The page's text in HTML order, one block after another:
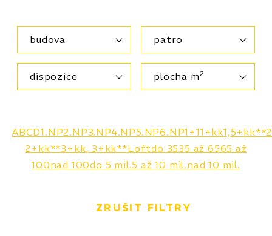
budova patro
dispozice plocha m 2
ABCD1.NP2.NP3.NP4.NP5.NP6.NP1+11+kk1,5+kk**
2+kk**3+kk, 3+kk**Loftdo 3535 až 6565 až
100nad 100do 5 mil.5 až 10 mil.nad 10 mil.
ZRUŠIT FILTRY